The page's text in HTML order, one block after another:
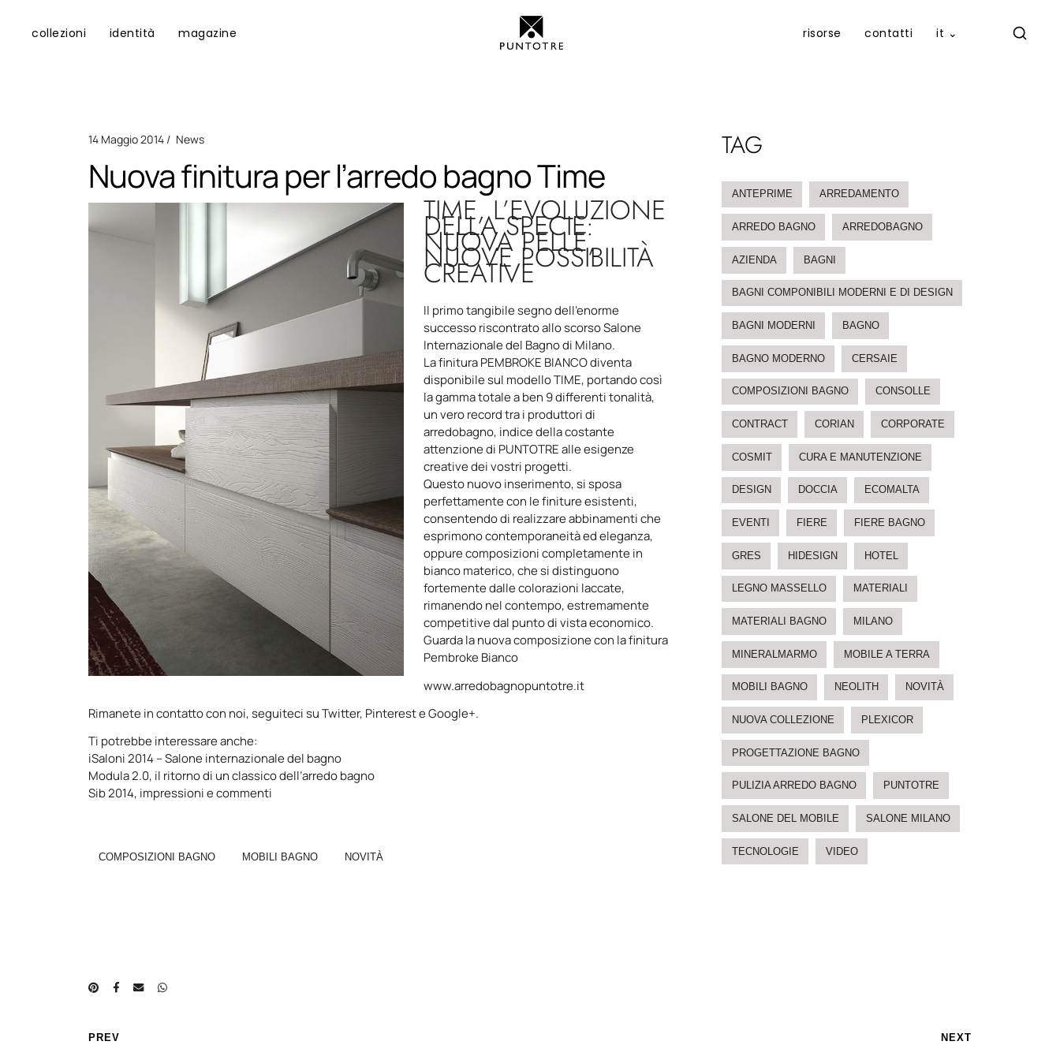
collezioni identità magazine risorse contatti it ⌄
14 Maggio 2014 News
Nuova finitura per l’arredo bagno Time
TIME, L’EVOLUZIONE
DELLA SPECIE:
NUOVA PELLE,
NUOVE POSSIBILITÀ
CREATIVE
Il primo tangibile segno dell’enorme
successo riscontrato allo scorso Salone
Internazionale del Bagno di Milano.
La finituraPEMBROKE BIANCOdiventa
disponibile sul modelloTIME, portando così
la gamma totale a ben 9 differenti tonalità,
un vero record tra i produttori di
arredobagno, indice della costante
attenzione di PUNTOTRE alle esigenze
creative dei vostri progetti.
Questo nuovo inserimento, si sposa
perfettamente con le finiture esistenti,
consentendo di realizzare abbinamenti che
esprimono contemporaneità ed eleganza,
oppure composizioni completamente in
bianco materico, che si distinguono
fortemente dalle colorazioni laccate,
rimanendo nel contempo, estremamente
competitive dal punto di vista economico.
Guarda lanuova composizionecon la finitura
Pembroke Bianco
www.arredobagnopuntotre.it
Rimanete in contatto con noi, seguiteci suTwitter, PinteresteGoogle+.
Ti potrebbe interessare anche:
iSaloni 2014 – Salone internazionale del bagno
Modula 2.0, il ritorno di un classico dell’arredo bagno
Sib 2014, impressioni e commenti
COMPOSIZIONI BAGNO MOBILI BAGNO NOVITÀ
TAG
ANTEPRIME ARREDAMENTO
ARREDO BAGNO ARREDOBAGNO
AZIENDA BAGNI
BAGNI COMPONIBILI MODERNI E DI DESIGN
BAGNI MODERNI BAGNO
BAGNO MODERNO CERSAIE
COMPOSIZIONI BAGNO CONSOLLE
CONTRACT CORIAN CORPORATE
COSMIT CURA E MANUTENZIONE
DESIGN DOCCIA ECOMALTA
EVENTI FIERE FIERE BAGNO
GRES HIDESIGN HOTEL
LEGNO MASSELLO MATERIALI
MATERIALI BAGNO MILANO
MINERALMARMO MOBILE A TERRA
MOBILI BAGNO NEOLITH NOVITÀ
NUOVA COLLEZIONE PLEXICOR
PROGETTAZIONE BAGNO
PULIZIA ARREDO BAGNO PUNTOTRE
SALONE DEL MOBILE SALONE MILANO
TECNOLOGIE VIDEO
PREV NEXT